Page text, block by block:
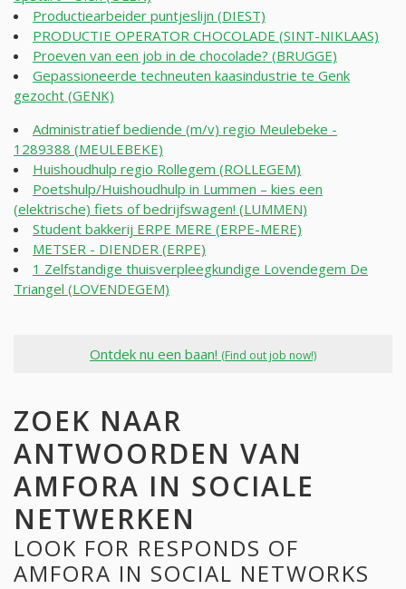
Productiearbeider puntjeslijn (DIEST)
PRODUCTIE OPERATOR CHOCOLADE (SINT-NIKLAAS)
Proeven van een job in de chocolade? (BRUGGE)
Gepassioneerde techneuten kaasindustrie te Genk
gezocht (GENK)
Administratief bediende (m/v) regio Meulebeke -
1289388 (MEULEBEKE)
Huishoudhulp regio Rollegem (ROLLEGEM)
Poetshulp/Huishoudhulp in Lummen – kies een
(elektrische) fiets of bedrijfswagen! (LUMMEN)
Student bakkerij ERPE MERE (ERPE-MERE)
METSER - DIENDER (ERPE)
1 Zelfstandige thuisverpleegkundige Lovendegem De
Triangel (LOVENDEGEM)
Ontdek nu een baan! (Find out job now!)
ZOEK NAAR
ANTWOORDEN VAN
AMFORA IN SOCIALE
NETWERKEN
LOOK FOR RESPONDS OF
AMFORA IN SOCIAL NETWORKS